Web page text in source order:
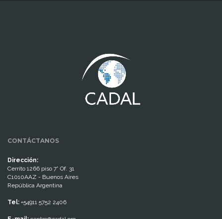
CONTÁCTANOS
Dirección:
Cerrito 1266 piso 7° Of. 31
C1010AAZ - Buenos Aires
República Argentina
Tel: +54911 5752 2406